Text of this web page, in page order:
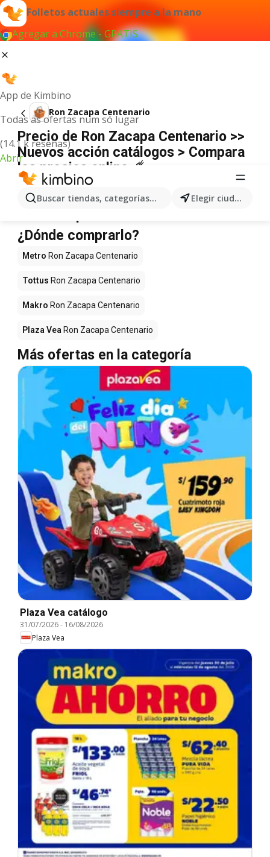
Folletos actuales siempre a la mano
Agregar a Chrome - GRATIS
App de Kimbino
Todas as ofertas num só lugar
(14.1 k reseñas)
Abrir
Buscar tiendas, categorías, productos... Elegir ciudad
Ron Zacapa Centenario
Precio de Ron Zacapa Centenario >>
Nuevos acción catálogos > Compara
los precios online ☄️
No hemos encontrado resultados para este
término.
¿Dónde comprarlo?
Metro Ron Zacapa Centenario
Tottus Ron Zacapa Centenario
Makro Ron Zacapa Centenario
Plaza Vea Ron Zacapa Centenario
Más ofertas en la categoría
Plaza Vea catálogo
31/07/2026- 16/08/2026
Plaza Vea